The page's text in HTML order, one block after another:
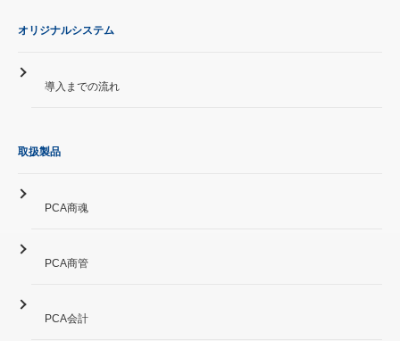
オリジナルシステム
導入までの流れ
取扱製品
PCA商魂
PCA商管
PCA会計